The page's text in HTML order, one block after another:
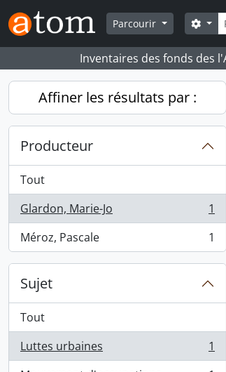
Skip to main content
Parcourir
Inventaires des fonds des
Affiner les résultats par :
Producteur
Tout
Glardon, Marie-Jo
, 1 résultats
1
Méroz, Pascale
, 1 résultats 1
Sujet
Tout
Luttes urbaines
, 1 résultats
1